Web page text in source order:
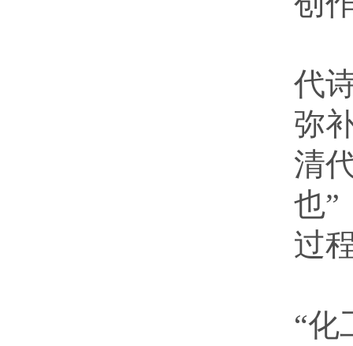
代
弥
清
也”
过
“化